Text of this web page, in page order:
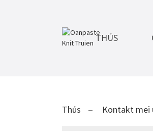
THÚS
Thús Kontakt mei